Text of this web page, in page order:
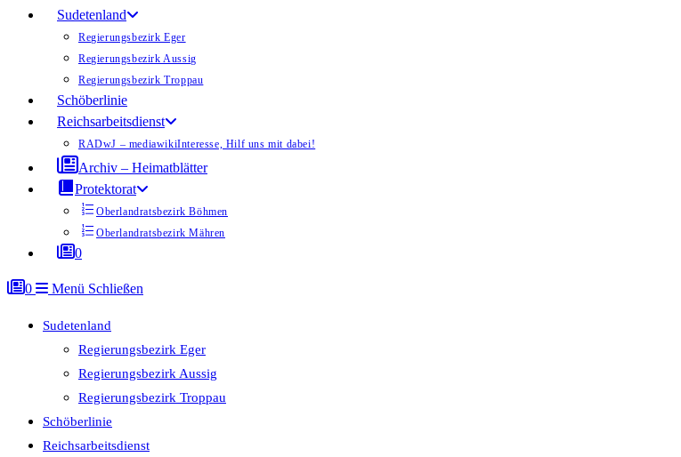
Sudetenland
Regierungsbezirk Eger
Regierungsbezirk Aussig
Regierungsbezirk Troppau
Schöberlinie
Reichsarbeitsdienst
RADwJ – mediawikiInteresse, Hilf uns mit dabei!
Archiv – Heimatblätter
Protektorat
Oberlandratsbezirk Böhmen
Oberlandratsbezirk Mähren
0
0 Menü Schließen
Sudetenland
Regierungsbezirk Eger
Regierungsbezirk Aussig
Regierungsbezirk Troppau
Schöberlinie
Reichsarbeitsdienst